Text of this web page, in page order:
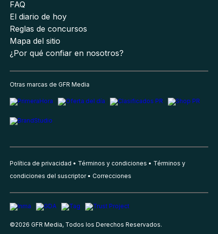
FAQ
El diario de hoy
Reglas de concursos
Mapa del sitio
¿Por qué confiar en nosotros?
Otras marcas de GFR Media
Política de privacidad Términos y condiciones
Términos y
condiciones del suscriptor
Correcciones
©2026 GFR Media, Todos los Derechos Reservados.